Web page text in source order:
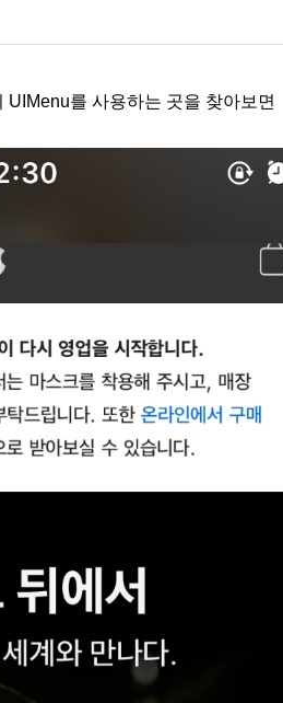
를 사용하는 곳을 찾아보면